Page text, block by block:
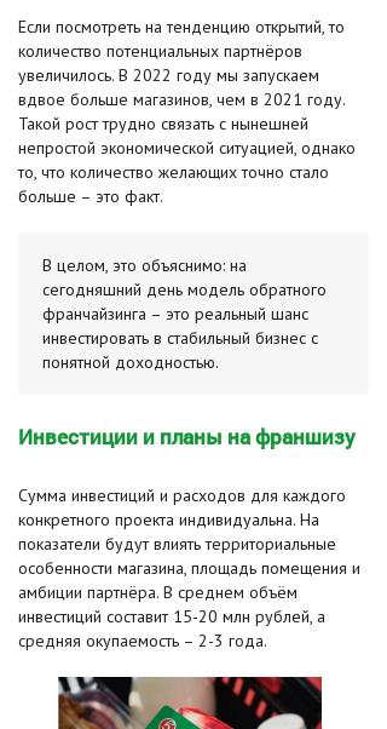
Если посмотреть на тенденцию открытий, то
количество потенциальных партнёров
увеличилось. В 2022 году мы запускаем
вдвое больше магазинов, чем в 2021 году.
Такой рост трудно связать с нынешней
непростой экономической ситуацией, однако
то, что количество желающих точно стало
больше – это факт.
В целом, это объяснимо: на
сегодняшний день модель обратного
франчайзинга – это реальный шанс
инвестировать в стабильный бизнес с
понятной доходностью.
Инвестиции и планы на франшизу
Сумма инвестиций и расходов для каждого
конкретного проекта индивидуальна. На
показатели будут влиять территориальные
особенности магазина, площадь помещения и
амбиции партнёра. В среднем объём
инвестиций составит 15-20 млн рублей, а
средняя окупаемость – 2-3 года.